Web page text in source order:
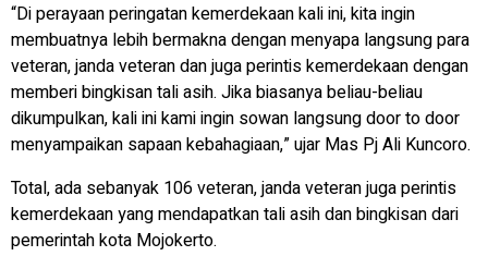
“Di perayaan peringatan kemerdekaan kali ini, kita ingin
membuatnya lebih bermakna dengan menyapa langsung para
veteran, janda veteran dan juga perintis kemerdekaan dengan
memberi bingkisan tali asih. Jika biasanya beliau-beliau
dikumpulkan, kali ini kami ingin sowan langsung door to door
menyampaikan sapaan kebahagiaan,” ujar Mas Pj Ali Kuncoro.
Total, ada sebanyak 106 veteran, janda veteran juga perintis
kemerdekaan yang mendapatkan tali asih dan bingkisan dari
pemerintah kota Mojokerto.